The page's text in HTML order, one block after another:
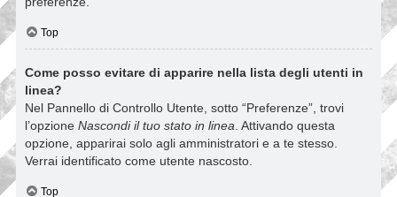
Top
Come posso evitare di apparire nella lista degli utenti in
linea?
Nel Pannello di Controllo Utente, sotto “Preferenze”, trovi
l’opzione Nascondi il tuo stato in linea . Attivando questa
opzione, apparirai solo agli amministratori e a te stesso.
Verrai identificato come utente nascosto.
Top